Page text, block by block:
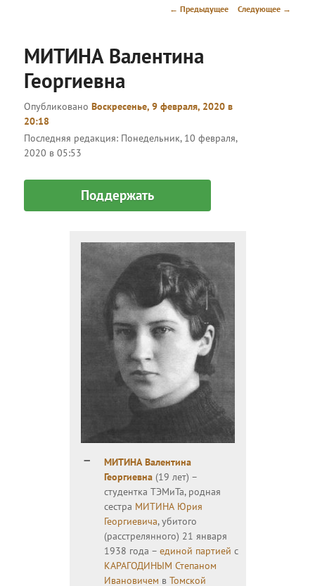
Навигация
← Предыдущее Следующее →
МИТИНА Валентина
Георгиевна
ОпубликованоВоскресенье, 9 февраля, 2020 в
20:18
Последняя редакция: Понедельник, 10 февраля,
2020 в 05:53
Поддержать
МИТИНА Валентина
Георгиевна(19 лет) –
студентка ТЭМиТа, родная
сестра МИТИНА Юрия
Георгиевича, убитого
(расстрелянного) 21 января
1938 года – единой партией с
КАРАГОДИНЫМ Степаном
Ивановичем в Томской